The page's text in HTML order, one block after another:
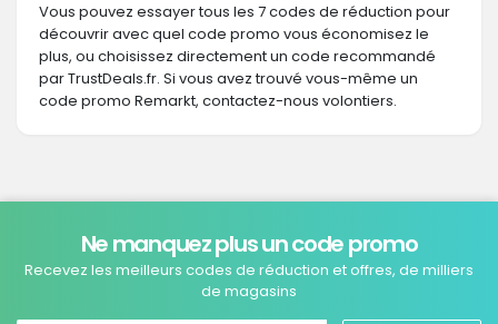
Vous pouvez essayer tous les 7 codes de réduction pour
découvrir avec quel code promo vous économisez le
plus, ou choisissez directement un code recommandé
par TrustDeals.fr. Si vous avez trouvé vous-même un
code promo Remarkt, contactez-nous volontiers.
Ne manquez plus un code promo
Recevez les meilleurs codes de réduction et offres, de milliers
de magasins